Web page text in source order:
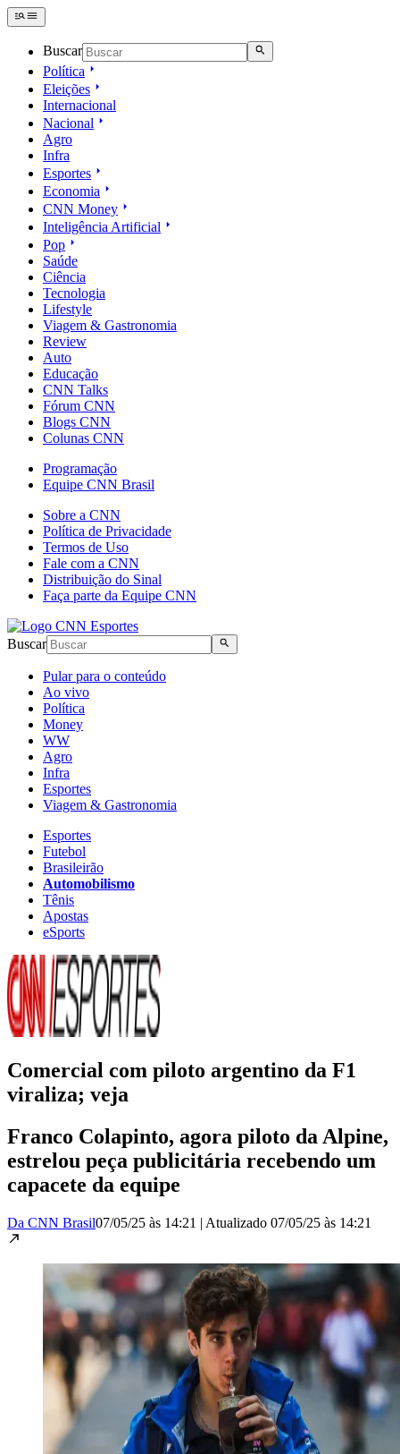
Buscar
Política
Eleições
Internacional
Nacional
Agro
Infra
Esportes
Economia
CNN Money
Inteligência Artificial
Pop
Saúde
Ciência
Tecnologia
Lifestyle
Viagem & Gastronomia
Review
Auto
Educação
CNN Talks
Fórum CNN
Blogs CNN
Colunas CNN
Programação
Equipe CNN Brasil
Sobre a CNN
Política de Privacidade
Termos de Uso
Fale com a CNN
Distribuição do Sinal
Faça parte da Equipe CNN
Buscar
Pular para o conteúdo
Ao vivo
Política
Money
WW
Agro
Infra
Esportes
Viagem & Gastronomia
Esportes
Futebol
Brasileirão
Automobilismo
Tênis
Apostas
eSports
Comercial com piloto argentino da F1
viraliza; veja
Franco Colapinto, agora piloto da Alpine,
estrelou peça publicitária recebendo um
capacete da equipe
Da CNN Brasil07/05/25 às 14:21 | Atualizado 07/05/25 às 14:21